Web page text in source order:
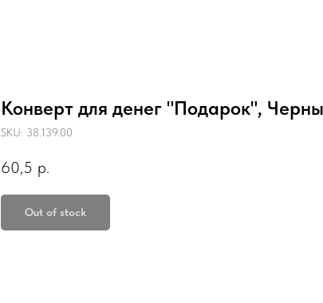
Конверт для денег "Подарок",
SKU: 38.139.00
60,5 р.
Out of stock